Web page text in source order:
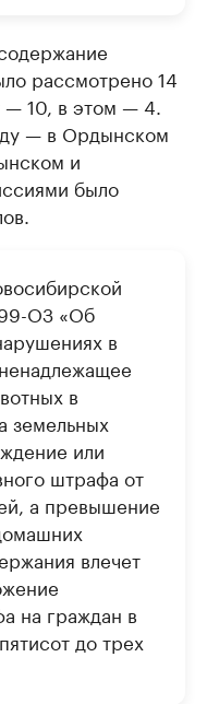
рассмотрено 14
— 10, в этом — 4.
— в Ордынском
и
было
ОЗ «Об
в
в
земельных
или
штрафа от
а превышение
влечет
на граждан в
до трех